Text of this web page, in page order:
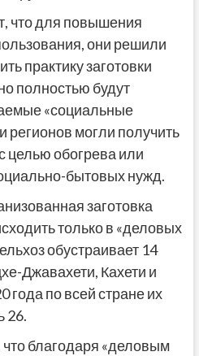
что для повышения
они решили
практику заготовки
полностью будут
«социальные
регионов могли получить
целью обогрева или
бытовых нужд.
заготовка
только в «деловых
обустраивает 14
Джавахети, Кахети и
года по всей стране их
26.
что благодаря «деловым